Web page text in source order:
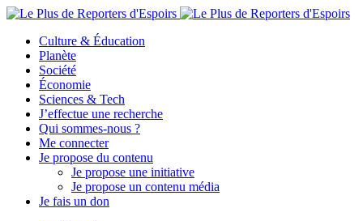
Culture & Éducation
Planète
Société
Économie
Sciences & Tech
J’effectue une recherche
Qui sommes-nous ?
Me connecter
Je propose du contenu
Je propose une initiative
Je propose un contenu média
Je fais un don